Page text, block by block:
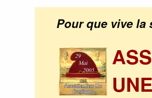
Pour que vive la